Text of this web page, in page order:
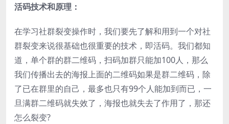
活码技术和原理：
在学习社群裂变操作时，我们要先了解和用到一个对社
群裂变来说很基础也很重要的技术，即活码。我们都知
道，单个群的群二维码，扫码加群只能加100人，那么
我们传播出去的海报上面的二维码如果是群二维码，除
了已在群里的自己，最多也只有99个人能加到而已，一
旦满群二维码就失效了，海报也就失去了作用了，那还
怎么裂变?